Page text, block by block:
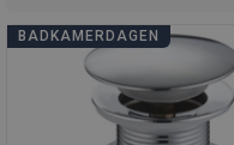
BADKAMERDAGEN